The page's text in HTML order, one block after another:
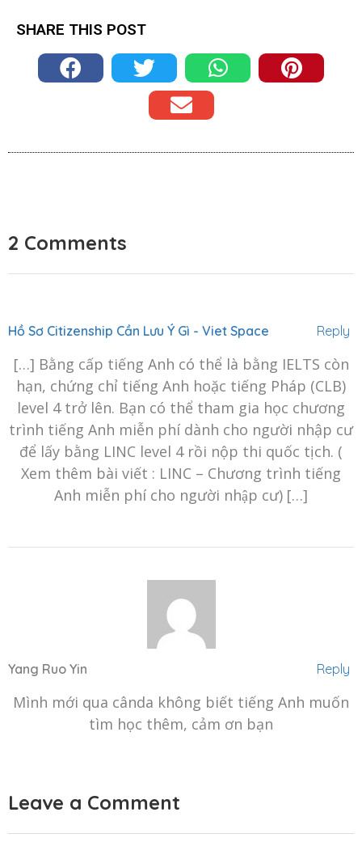
SHARE THIS POST
2 Comments
Hồ Sơ Citizenship Cần Lưu Ý Gì - Viet Space Reply
[…] Bằng cấp tiếng Anh có thể là bằng IELTS còn
hạn, chứng chỉ tiếng Anh hoặc tiếng Pháp (CLB)
level 4 trở lên. Bạn có thể tham gia học chương
trình tiếng Anh miễn phí dành cho người nhập cư
để lấy bằng LINC level 4 rồi nộp thi quốc tịch. (
Xem thêm bài viết : LINC – Chương trình tiếng
Anh miễn phí cho người nhập cư) […]
Yang Ruo Yin Reply
Mình mới qua cânda không biết tiếng Anh muốn
tìm học thêm, cảm ơn bạn
Leave a Comment